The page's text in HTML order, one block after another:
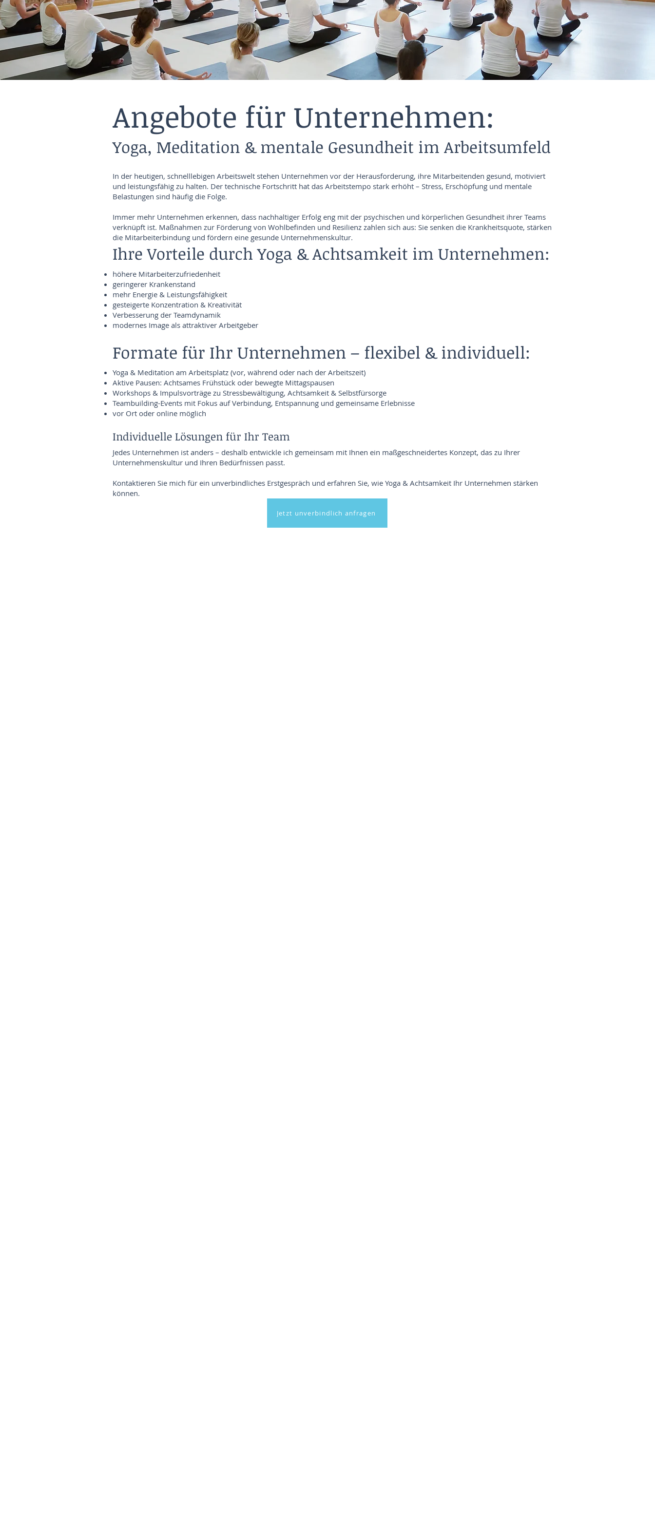
Angebote für Unternehmen:
Yoga, Meditation & mentale Gesundheit im Arbeitsumfeld
In der heutigen, schnelllebigen Arbeitswelt stehen Unternehmen vor der Herausforderung, ihre Mitarbeitenden gesund, motiviert
und leistungsfähig zu halten. Der technische Fortschritt hat das Arbeitstempo stark erhöht – Stress, Erschöpfung und mentale
Belastungen sind häufig die Folge.
Immer mehr Unternehmen erkennen, dass nachhaltiger Erfolg eng mit der psychischen und körperlichen Gesundheit ihrer Teams
verknüpft ist. Maßnahmen zur Förderung von Wohlbefinden und Resilienz zahlen sich aus: Sie senken die Krankheitsquote, stärken
die Mitarbeiterbindung und fördern eine gesunde Unternehmenskultur.
Ihre Vorteile durch Yoga & Achtsamkeit im Unternehmen:
höhere Mitarbeiterzufriedenheit
geringerer Krankenstand
mehr Energie & Leistungsfähigkeit
gesteigerte Konzentration & Kreativität
Verbesserung der Teamdynamik
modernes Image als attraktiver Arbeitgeber
Formate für Ihr Unternehmen – flexibel & individuell:
Yoga & Meditation am Arbeitsplatz (vor, während oder nach der Arbeitszeit)
Aktive Pausen: Achtsames Frühstück oder bewegte Mittagspausen
Workshops & Impulsvorträge zu Stressbewältigung, Achtsamkeit & Selbstfürsorge
Teambuilding-Events mit Fokus auf Verbindung, Entspannung und gemeinsame Erlebnisse
vor Ort oder online möglich
Individuelle Lösungen für Ihr Team
Jedes Unternehmen ist anders – deshalb entwickle ich gemeinsam mit Ihnen ein maßgeschneidertes Konzept, das zu Ihrer
Unternehmenskultur und Ihren Bedürfnissen passt.
Kontaktieren Sie mich für ein unverbindliches Erstgespräch und erfahren Sie, wie Yoga & Achtsamkeit Ihr Unternehmen stärken
können.
Jetzt unverbindlich anfragen